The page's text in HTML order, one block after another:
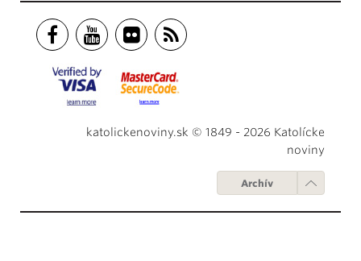
katolickenoviny.sk © 1849 - 2026 Katolícke
noviny
Archív